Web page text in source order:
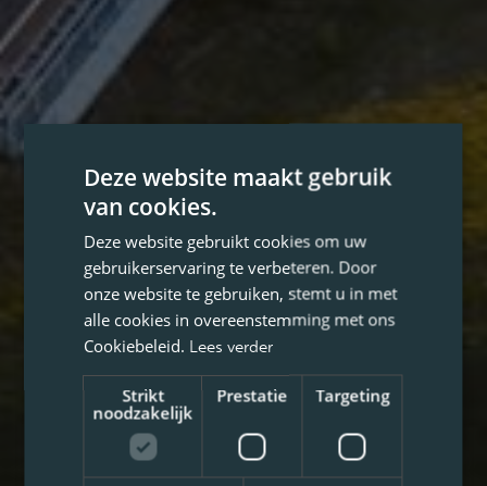
Deze website maakt gebruik
van cookies.
Deze website gebruikt cookies om uw
gebruikerservaring te verbeteren. Door
onze website te gebruiken, stemt u in met
alle cookies in overeenstemming met ons
Cookiebeleid. Lees verder
Strikt
noodzakelijk
Prestatie Targeting